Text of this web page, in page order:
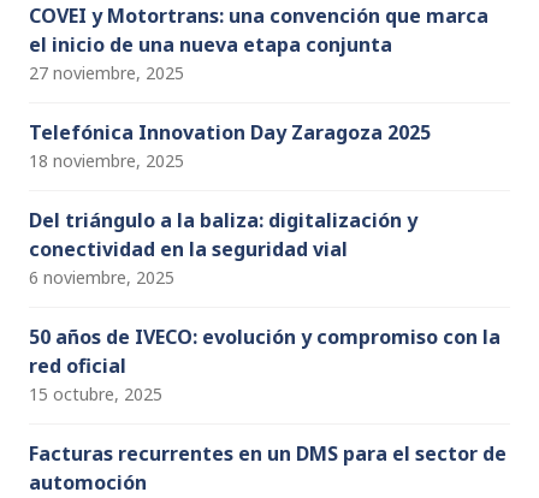
COVEI y Motortrans: una convención que marca
el inicio de una nueva etapa conjunta
27 noviembre, 2025
Telefónica Innovation Day Zaragoza 2025
18 noviembre, 2025
Del triángulo a la baliza: digitalización y
conectividad en la seguridad vial
6 noviembre, 2025
50 años de IVECO: evolución y compromiso con la
red oficial
15 octubre, 2025
Facturas recurrentes en un DMS para el sector de
automoción